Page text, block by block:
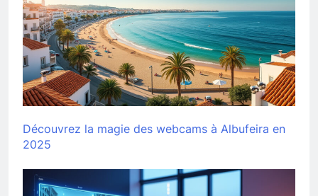
Découvrez la magie des webcams à Albufeira en
2025